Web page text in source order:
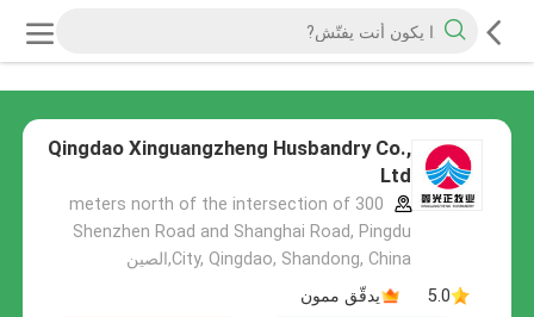
Qingdao Xinguangzheng Husbandry Co.,
Ltd
300 meters north of the intersection of
Shenzhen Road and Shanghai Road, Pingdu
City, Qingdao, Shandong, China,الصين
5.0
يدقّق ممون